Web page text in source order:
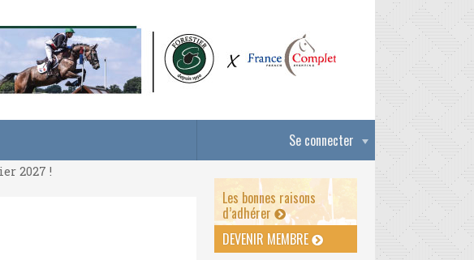
Se connecter
2027 !
2027 !
Les bonnes raisons
d’adhérer
DEVENIR MEMBRE